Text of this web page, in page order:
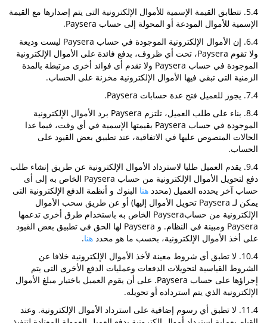
5.4. تتطابق القيمة الإسمية للأموال الإلكترونية التى يتم إصدارها مع القيمة
الإسمية للأموال المودعة أو المحولة إلى حساب Paysera.
6.4. إن الأموال الإلكترونية الموجودة في حساب Paysera ليست وديعة
ولا تقوم Paysera، تحت أي ظروف، بدفع فائدة على الأموال الإلكترونية
الموجودة في حساب Paysera ولا تقدم أى فوائد أخرى مرتبطة بالمدة
الزمنية التى تبقي فيها الأموال الإلكترونية مخزنة على الحساب.
7.4. يجوز للعميل فتح عدة حسابات Paysera.
8.4. بناء على طلب العميل، تلتزم Paysera برد الأموال الإلكترونية
الموجودة في حساب Paysera بقيمتها الإسمية في أي وقت، فيما عدا
الحالات المنصوص عليها في الاتفاقية، عند تطبيق بعض القيود على
الحساب.
9.4. يقدم العميل طلبا لاسترداد الأموال الإلكترونية عن طريق إنشاء طلب
دفع لتحويل الأموال الإلكترونية من حساب Paysera الخاص به إلى أى
حساب آخر يحدده العميل (محدد هنا البنوك و أنظمة الدفع الإلكترونية التى
يمكن لـ Paysera تحويل الأموال إليها) أو عن طريق سحب الأموال
الإلكترونية من حسابPaysera الخاص به باستخدام طرق أخرى تدعمها
Paysera ومبينة في النظام. و Paysera لها الحق في تطبيق بعض القيود
على أخذ الأموال الإلكترونية، بحسب ما هو محدد هنا.
10.4. لا تطبق أى شروط معينة لأخذ الأموال الإلكترونية خلافا عن
الشروط القياسية لتحويلات الدفعات وعمليات الدفع الأخرى التى يتم
إجراؤها على حساب Paysera. على أن يقوم العميل باختيار مبلغ الأموال
الإلكترونية الذي يتم استرداده أو تحويله.
11.4. لا تطبق أي رسوم إضافية على استرداد الأموال الإلكترونية. وعند